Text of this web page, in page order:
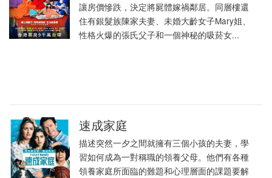
讓房價慘跌，決定將屍體嫁禍鄰居。同層樓還
住有銀髮族陳家夫妻、未婚大齡女子Mary姐、
性格火爆的張氏父子和一個神秘的吸菸女...
速成家庭
描述突然一夕之間就擁有三個小孩的夫妻，學
習如何成為一對稱職的領養父母。他們有各種
領養家庭所面臨的難題和心理層面的課題要解